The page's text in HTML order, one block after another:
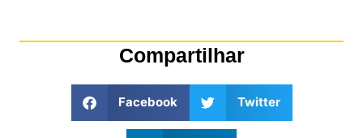
Compartilhar
Facebook Twitter